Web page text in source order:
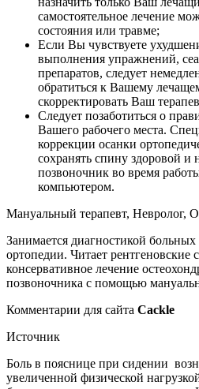
самостоятельное лечение
состояния или травме;
Если Вы чувствуете
выполнения упражнений,
препаратов, следует
обратиться к Вашему
скорректировать Ваш
Следует позаботиться о
Вашего рабочего места.
коррекции осанки
сохранять спину здоровой и
позвоночник во время
компьютером.
Мануальный терапевт, Невролог,
Занимается диагностикой
ортопедии. Читает рентгеновские
консервативное лечение
позвоночника с помощью
Комментарии для сайта Cackle
Источник
Боль в пояснице при сидении
увеличенной физической